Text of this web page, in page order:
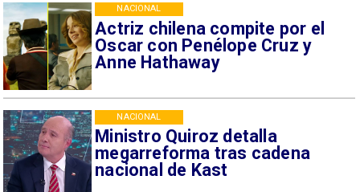
Actriz chilena compite por el
Oscar con Penélope Cruz y
Anne Hathaway
NACIONAL
Ministro Quiroz detalla
megarreforma tras cadena
nacional de Kast
NACIONAL